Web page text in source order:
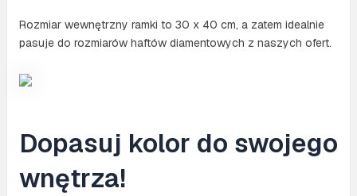
Rozmiar wewnętrzny ramki to 30 x 40 cm, a zatem idealnie
pasuje do rozmiarów haftów diamentowych z naszych ofert.
Dopasuj kolor do swojego
wnętrza!